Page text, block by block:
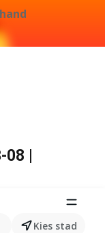
producten...
Kies stad
|